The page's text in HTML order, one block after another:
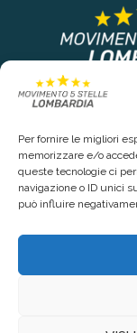
Per fornire le migliori
memorizzare e/o
queste tecnologie ci
navigazione o ID unici
può influire
COLLEGAMENTI
Contattaci
Privacy Policy